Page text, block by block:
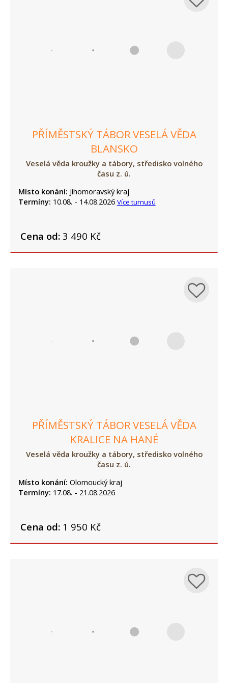
PŘÍMĚSTSKÝ TÁBOR VESELÁ VĚDA
BLANSKO
Veselá věda kroužky a tábory, středisko volného
času z. ú.
Místo konání: Jihomoravský kraj
Termíny: 10.08. - 14.08.2026 Více turnusů
Cena od:3 490 Kč
PŘÍMĚSTSKÝ TÁBOR VESELÁ VĚDA
KRALICE NA HANÉ
Veselá věda kroužky a tábory, středisko volného
času z. ú.
Místo konání: Olomoucký kraj
Termíny: 17.08. - 21.08.2026
Cena od:1 950 Kč